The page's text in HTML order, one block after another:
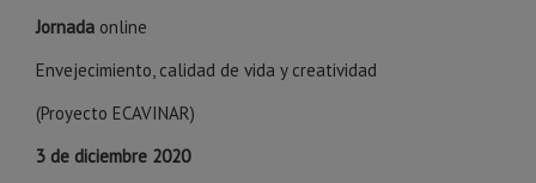
Jornada online
Envejecimiento, calidad de vida y creatividad
(Proyecto ECAVINAR)
3 de diciembre 2020